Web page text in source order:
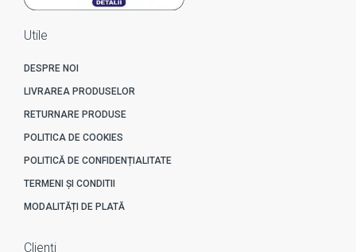
Utile
DESPRE NOI
LIVRAREA PRODUSELOR
RETURNARE PRODUSE
POLITICA DE COOKIES
POLITICĂ DE CONFIDENȚIALITATE
TERMENI ȘI CONDITII
MODALITĂȚI DE PLATĂ
Clienți